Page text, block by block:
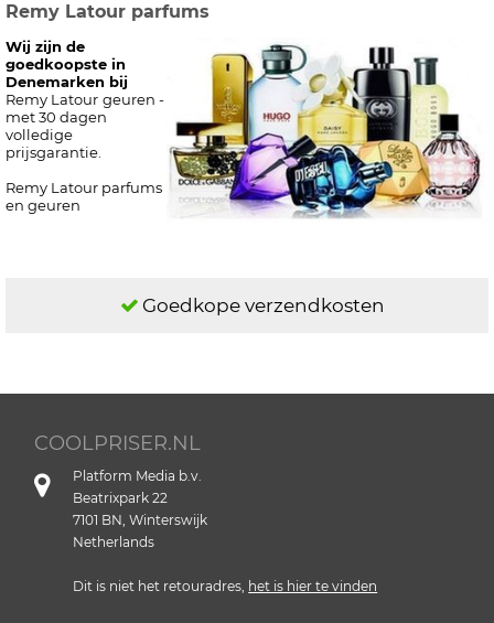
Remy Latour parfums
Wij zijn de
goedkoopste in
Denemarken bij
Remy Latour geuren -
met 30 dagen
volledige
prijsgarantie.
Remy Latour parfums
en geuren
Goedkope verzendkosten
COOLPRISER.NL
Platform Media b.v.
Beatrixpark 22
7101 BN, Winterswijk
Netherlands
Dit is niet het retouradres, het is hier te vinden